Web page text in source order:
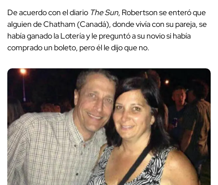
De acuerdo con el diario The Sun, Robertson se enteró que
alguien de Chatham (Canadá), donde vivía con su pareja, se
había ganado la Lotería y le preguntó a su novio si había
comprado un boleto, pero él le dijo que no.